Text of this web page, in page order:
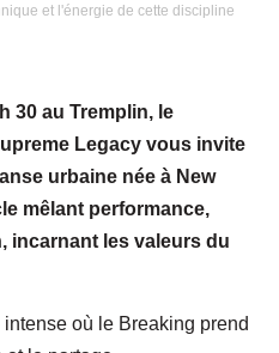
et l'énergie de cette discipline
30 au Tremplin, le
Legacy vous invite
urbaine née à New
mêlant performance,
incarnant les valeurs du
où le Breaking prend